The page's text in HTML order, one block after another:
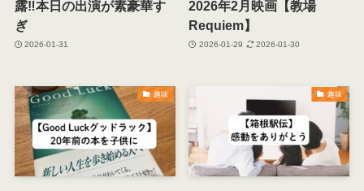
露‼本日の出演が素豪華す
ぎ
2026-01-31
2026年2月映画【教場
Requiem】
2026-01-29 2026-01-30
趣味 趣味